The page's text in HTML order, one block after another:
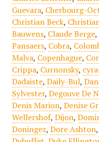
Guevara, Cherbourg-
Christian Beck,
Bauwens, Claude Berge,
Pansaers, Cobra,
Malva, Copenhague,
Crippa, Curnonsky,
Dadaiste, Daily-Bul,
Sylvester, Degouve De
Denis Marion, Denise
Wellershof, Dijon,
Doningez, Dore Ashton,